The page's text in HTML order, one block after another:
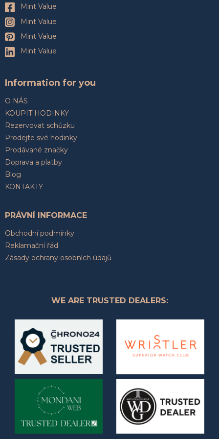
Mint Value
Mint Value
Mint Value
Mint Value
Information for you
O NÁS
KOUPIT HODINKY
Rezervovat schůzku
Prodejte své hodinky
Prodávané značky
Doprava a platby
Blog
KONTAKTY
PRÁVNÍ INFORMACE
Obchodní podmínky
Reklamační řád
Zásady ochrany osobních údajů
WE ARE TRUSTED DEALERS: